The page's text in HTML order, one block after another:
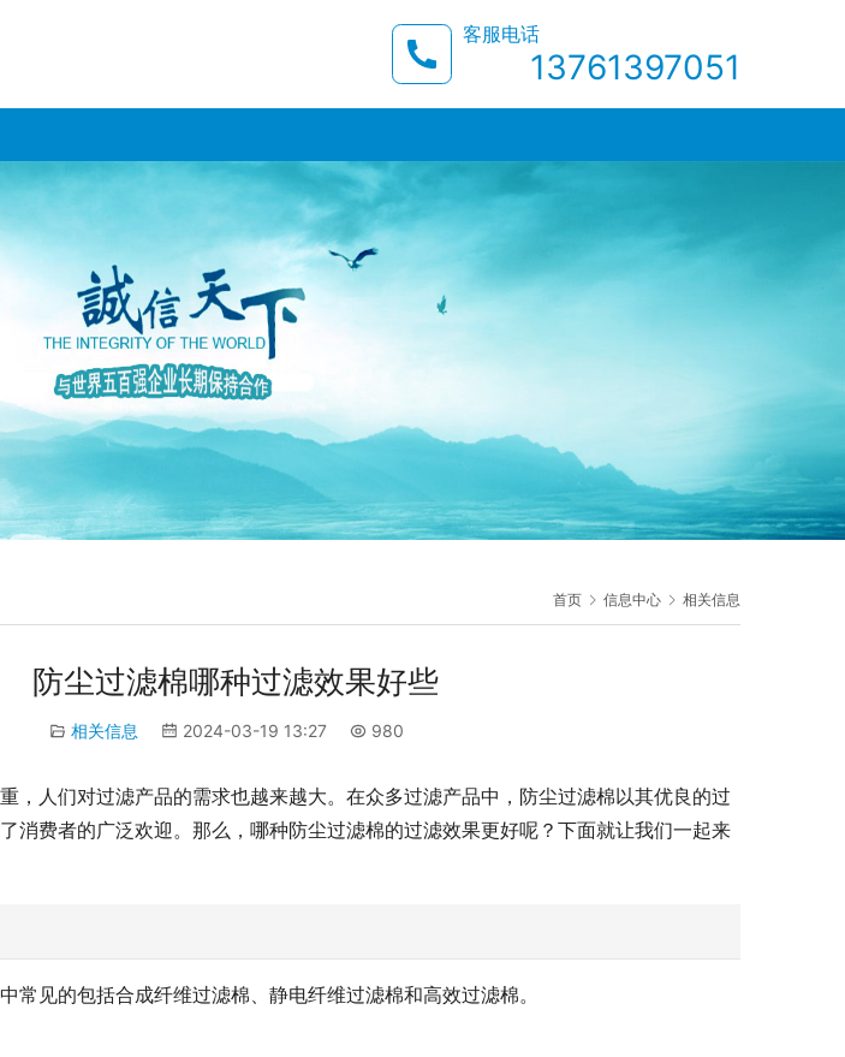
客服电话
13761397051
首页 信息中心 相关信息
防尘过滤棉哪种过滤效果好些
相关信息 2024-03-19 13:27 980
，人们对过滤产品的需求也越来越大。在众多过滤产品中，防尘过滤棉以其优良的过
消费者的广泛欢迎。那么，哪种防尘过滤棉的过滤效果更好呢？下面就让我们一起来
常见的包括合成纤维过滤棉、静电纤维过滤棉和高效过滤棉。